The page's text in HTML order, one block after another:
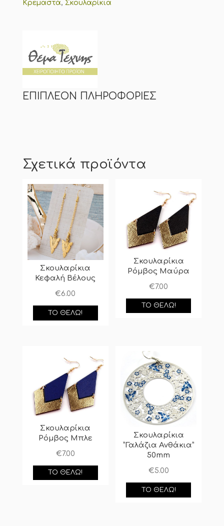
Κρεμαστά, Σκουλαρίκια
ΕΠΙΠΛΈΟΝ ΠΛΗΡΟΦΟΡΊΕΣ
Σχετικά προϊόντα
Σκουλαρίκια
Κεφαλή Βέλους
€6.00
ΤΟ ΘΈΛΩ!
Σκουλαρίκια
Ρόμβος Μαύρα
€7.00
ΤΟ ΘΈΛΩ!
Σκουλαρίκια
Ρόμβος Μπλε
€7.00
ΤΟ ΘΈΛΩ!
Σκουλαρίκια
”Γαλάζια Ανθάκια”
50mm
€5.00
ΤΟ ΘΈΛΩ!